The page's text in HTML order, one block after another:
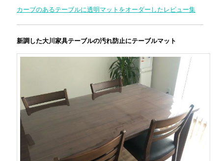
カーブのあるテーブルに透明マットをオーダーしたレビュー集
新調した大川家具テーブルの汚れ防止にテーブルマット